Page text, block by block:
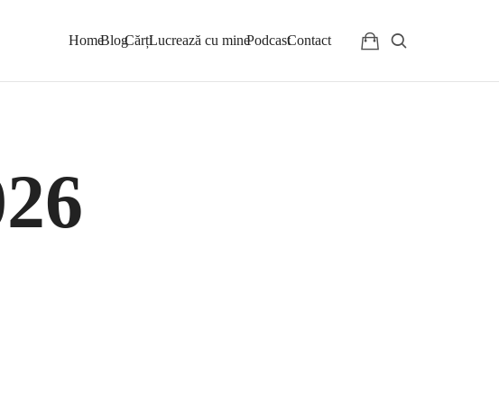
HomeBlogCărțiLucrează cu minePodcastContact